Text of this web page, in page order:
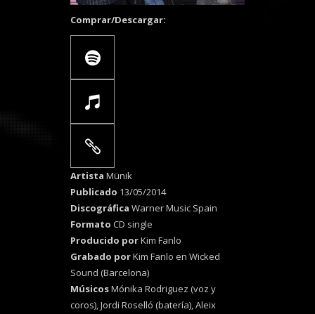
Comprar/Descargar:
Artista Münik
Publicado 13/05/2014
Discográfica Warner Music Spain
Formato CD single
Producido porKim Fanlo
Grabado porKim Fanlo en Wicked
Sound (Barcelona)
MúsicosMónika Rodriguez (voz y
coros), Jordi Roselló (batería), Aleix